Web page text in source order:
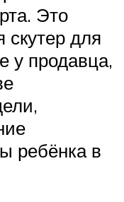
Это
скутер для
у продавца,
ребёнка в